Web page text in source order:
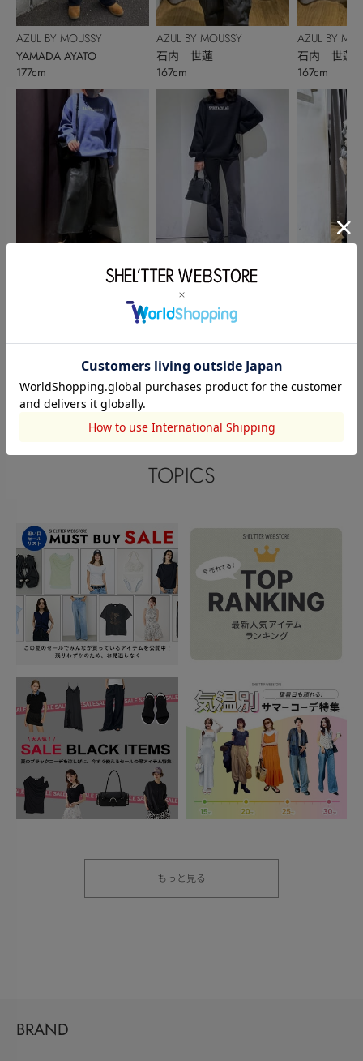
AZUL BY MOUSSY
YAMADA AYATO
177cm
AZUL BY MOUSSY
石内 世蓮
167cm
AZUL BY MOUSSY
森本恋
156cm
AZUL BY
石内 世蓮
167cm
このアイテムを見た人がチェックしている商品
閲覧中カテゴリーのランキング
TOPICS
もっと見る
BRAND